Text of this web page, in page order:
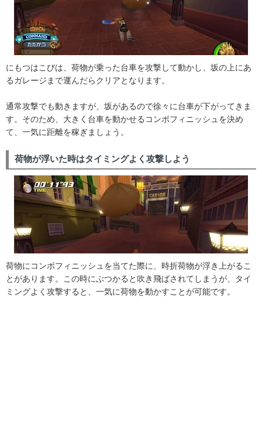
にもつはこびは、荷物が乗った台車を攻撃して動かし、坂の上にあ
るガレージまで運んだらクリアとなります。
通常攻撃でも動きますが、坂があるので徐々に台車が下がってきま
す。そのため、大きく台車を動かせるコンボフィニッシュを決め
て、一気に距離を稼ぎましょう。
荷物が浮いた時はタイミングよく攻撃しよう
荷物にコンボフィニッシュを当てた際に、時折荷物が浮き上がるこ
とがあります。この時にぶつかると吹き飛ばされてしまうが、タイ
ミングよく攻撃すると、一気に荷物を動かすことが可能です。